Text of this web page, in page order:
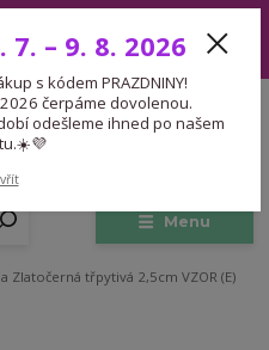
přijaté v tomto období
návratu.☀️💜
Menu
CZK
Zlatočerná třpytivá 2,5cm VZOR (E)
7. – 9. 8. 2026
s kódem PRAZDNINY!
čerpáme dovolenou.
odešleme ihned po našem